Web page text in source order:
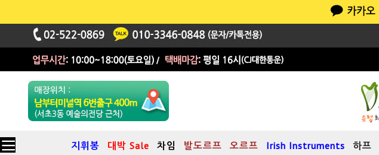
지휘봉 대박 Sale 차임 발도르프 오르프 Irish Instruments 하프